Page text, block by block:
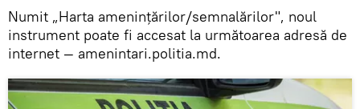
Numit „Harta amenințărilor/semnalărilor", noul
instrument poate fi accesat la următoarea adresă de
internet — amenintari.politia.md.